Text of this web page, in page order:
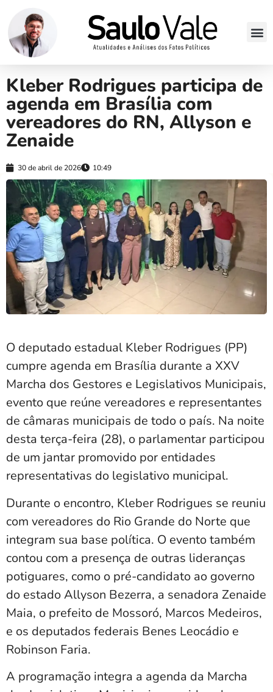
Kleber Rodrigues participa de
agenda em Brasília com
vereadores do RN, Allyson e
Zenaide
30 de abril de 2026 10:49
O deputado estadual Kleber Rodrigues (PP)
cumpre agenda em Brasília durante a XXV
Marcha dos Gestores e Legislativos Municipais,
evento que reúne vereadores e representantes
de câmaras municipais de todo o país. Na noite
desta terça-feira (28), o parlamentar participou
de um jantar promovido por entidades
representativas do legislativo municipal.
Durante o encontro, Kleber Rodrigues se reuniu
com vereadores do Rio Grande do Norte que
integram sua base política. O evento também
contou com a presença de outras lideranças
potiguares, como o pré-candidato ao governo
do estado Allyson Bezerra, a senadora Zenaide
Maia, o prefeito de Mossoró, Marcos Medeiros,
e os deputados federais Benes Leocádio e
Robinson Faria.
A programação integra a agenda da Marcha